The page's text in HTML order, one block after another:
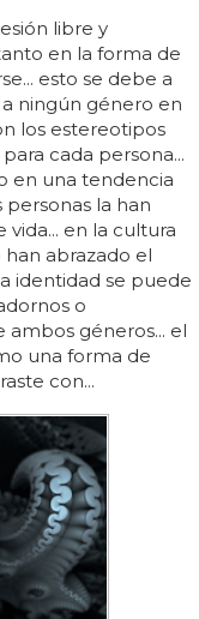
libre y
en la forma de
esto se debe a
ningún género en
los estereotipos
cada persona...
en una tendencia
la han
en la cultura
abrazado el
identidad se puede
o
géneros... el
una forma de
con...